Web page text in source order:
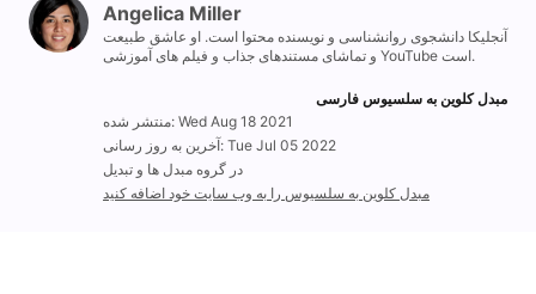
Angelica Miller
آنجلیکا دانشجوی روانشناسی و نویسنده محتوا است. او عاشق طبیعت
و تماشای مستندهای جذاب و فیلم های آموزشی YouTube است.
مبدل کلوین به سلسیوس فارسی
منتشر شده: Wed Aug 18 2021
آخرین به روز رسانی: Tue Jul 05 2022
در گروه مبدل ها و تبدیل
مبدل کلوین به سلسیوس را به وب سایت خود اضافه کنید